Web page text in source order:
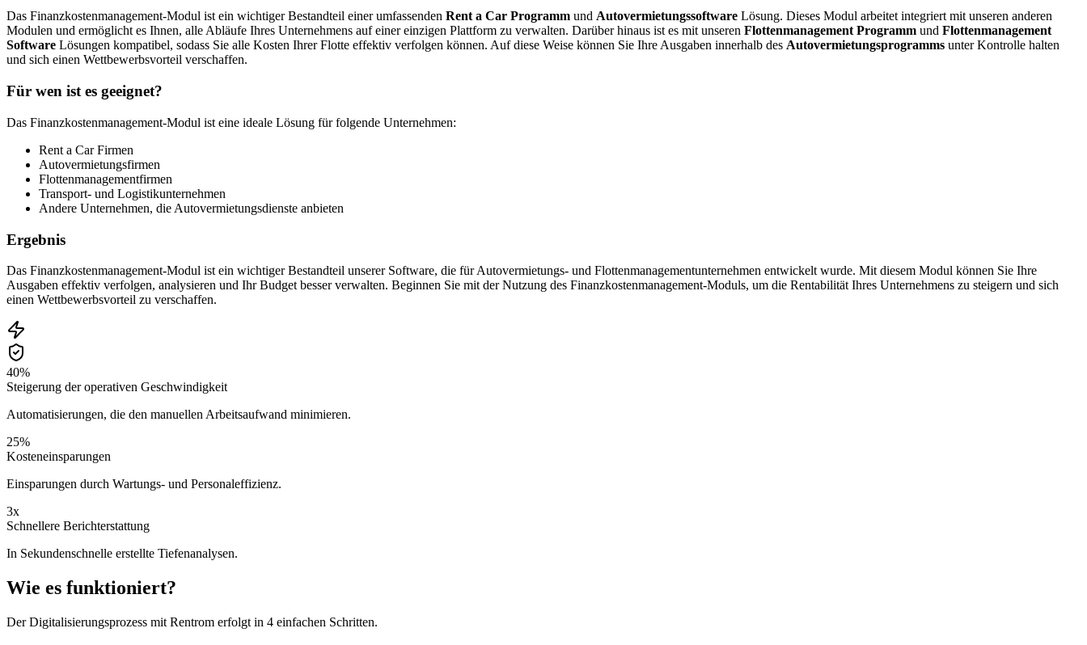
Das Finanzkostenmanagement-Modul ist ein wichtiger Bestandteil einer umfassenden Rent a Car Programm und Autovermietungssoftware Lösung. Dieses Modul arbeitet integriert mit unseren anderen
Modulen und ermöglicht es Ihnen, alle Abläufe Ihres Unternehmens auf einer einzigen Plattform zu verwalten. Darüber hinaus ist es mit unseren Flottenmanagement Programm und Flottenmanagement
Software Lösungen kompatibel, sodass Sie alle Kosten Ihrer Flotte effektiv verfolgen können. Auf diese Weise können Sie Ihre Ausgaben innerhalb des Autovermietungsprogramms unter Kontrolle halten
und sich einen Wettbewerbsvorteil verschaffen.
Für wen ist es geeignet?
Das Finanzkostenmanagement-Modul ist eine ideale Lösung für folgende Unternehmen:
Rent a Car Firmen
Autovermietungsfirmen
Flottenmanagementfirmen
Transport- und Logistikunternehmen
Andere Unternehmen, die Autovermietungsdienste anbieten
Ergebnis
Das Finanzkostenmanagement-Modul ist ein wichtiger Bestandteil unserer Software, die für Autovermietungs- und Flottenmanagementunternehmen entwickelt wurde. Mit diesem Modul können Sie Ihre
Ausgaben effektiv verfolgen, analysieren und Ihr Budget besser verwalten. Beginnen Sie mit der Nutzung des Finanzkostenmanagement-Moduls, um die Rentabilität Ihres Unternehmens zu steigern und sich
einen Wettbewerbsvorteil zu verschaffen.
40%
Steigerung der operativen Geschwindigkeit
Automatisierungen, die den manuellen Arbeitsaufwand minimieren.
25%
Kosteneinsparungen
Einsparungen durch Wartungs- und Personaleffizienz.
3x
Schnellere Berichterstattung
In Sekundenschnelle erstellte Tiefenanalysen.
Wie es funktioniert?
Der Digitalisierungsprozess mit Rentrom erfolgt in 4 einfachen Schritten.